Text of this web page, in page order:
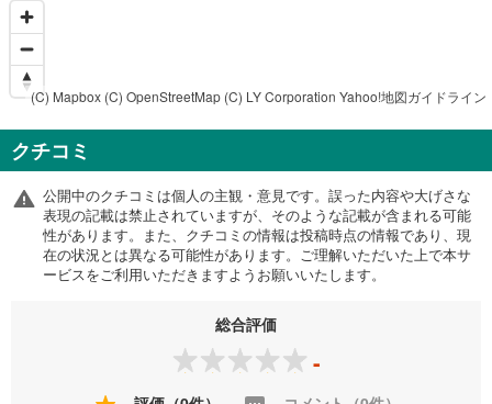
(C) Mapbox (C) OpenStreetMap (C) LY Corporation Yahoo!地図ガイドライン
クチコミ
公開中のクチコミは個人の主観・意見です。誤った内容や大げさな
表現の記載は禁止されていますが、そのような記載が含まれる可能
性があります。また、クチコミの情報は投稿時点の情報であり、現
在の状況とは異なる可能性があります。ご理解いただいた上で本サ
ービスをご利用いただきますようお願いいたします。
総合評価
-